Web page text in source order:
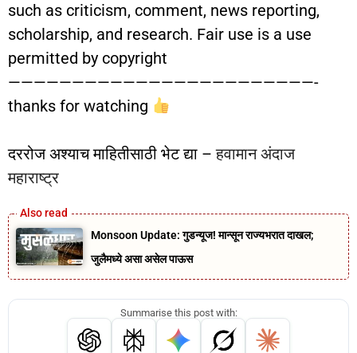
such as criticism, comment, news reporting,
scholarship, and research. Fair use is a use
permitted by copyright
————————————————————————-
thanks for watching
दररोज अश्याच माहितीसाठी भेट द्या –हवामान अंदाज
महाराष्ट्र
Monsoon Update: गुडन्यूज! मान्सून राज्यभरात दाखल;
जुलैमध्ये असा असेल पाऊस
Summarise this post with: